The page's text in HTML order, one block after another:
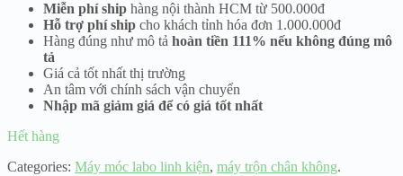
Miễn phí ship hàng nội thành HCM từ 500.000đ
Hỗ trợ phí ship cho khách tỉnh hóa đơn 1.000.000đ
Hàng đúng như mô tả hoàn tiền 111% nếu không đúng mô
tả
Giá cả tốt nhất thị trường
An tâm với chính sách vận chuyển
Nhập mã giảm giá để có giá tốt nhất
Hết hàng
Categories: Máy móc labo linh kiện, máy trộn chân không.